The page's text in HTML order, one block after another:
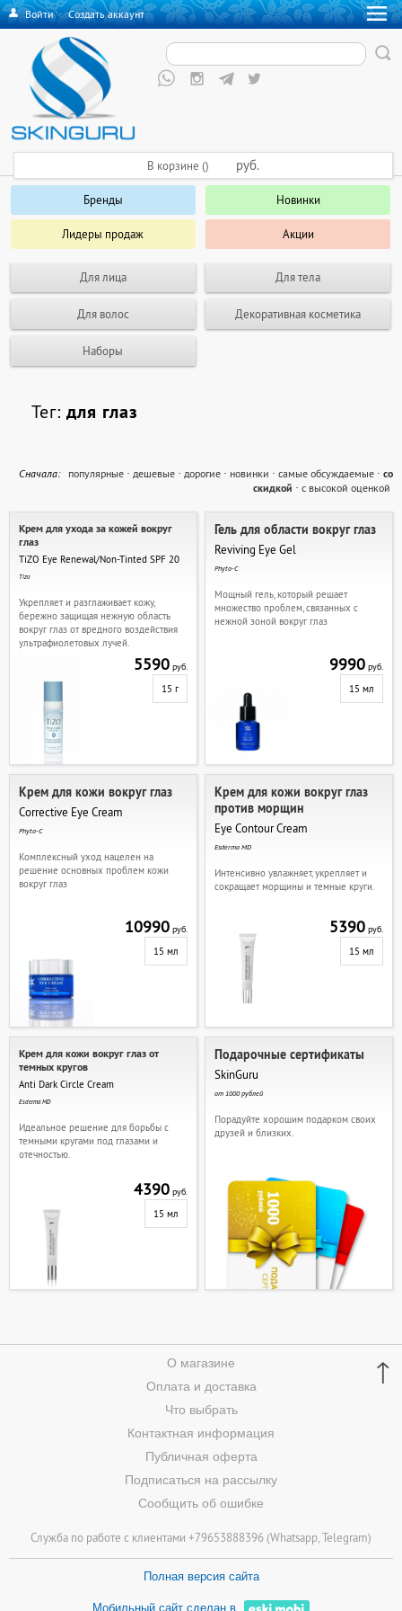
Войти·Создать аккаунт
Бренды Новинки
Лидеры продаж Акции
Для лица Для тела
Для волос Декоративная косметика
Наборы
В корзине () руб.
Тег: для глаз
Cначала: популярные · дешевые · дорогие · новинки · самые обсуждаемые · со
скидкой · с высокой оценкой
Крем для ухода за кожей вокруг
глаз
TiZO Eye Renewal/Non-Tinted SPF 20
Tizo
Укрепляет и разглаживает кожу,
бережно защищая нежную область
вокруг глаз от вредного воздействия
ультрафиолетовых лучей.
5590руб.
15 г
Гель для области вокруг глаз
Reviving Eye Gel
Phyto-C
Мощный гель, который решает
множество проблем, связанных с
нежной зоной вокруг глаз
9990руб.
15 мл
Крем для кожи вокруг глаз
Corrective Eye Cream
Phyto-C
Комплексный уход нацелен на
решение основных проблем кожи
вокруг глаз
10990руб.
15 мл
Крем для кожи вокруг глаз
против морщин
Eye Contour Cream
Esderma MD
Интенсивно увлажняет, укрепляет и
сокращает морщины и темные круги.
5390руб.
15 мл
Крем для кожи вокруг глаз от
темных кругов
Anti Dark Circle Cream
Esderma MD
Идеальное решение для борьбы с
темными кругами под глазами и
отечностью.
4390руб.
15 мл
Подарочные сертификаты
SkinGuru
от 1000 рублей
Порадуйте хорошим подарком своих
друзей и близких.
↑
О магазине
Оплата и доставка
Что выбрать
Контактная информация
Публичная оферта
Подписаться на рассылку
Сообщить об ошибке
Служба по работе с клиентами +79653888396 (Whatsapp , Telegram)
Полная версия сайта
Мобильный сайт сделан в